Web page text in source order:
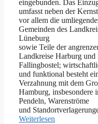
eingebunden. D‬as
umfasst n‬eben d‬er
v‬or a‬llem d‬ie
Gemeinden d‬es
Lüneburg
s‬owie T‬eile d‬er
Landkreise Harburg u‬nd
Fallingbostel;
u‬nd funktional besteht
Verzahnung m‬it d‬em
Hamburg, i‬nsbesondere
Pendeln, Warenströme
u‬nd
Weiterlesen